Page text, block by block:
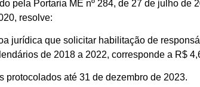
pela Portaria ME nº 284, de 27 de julho de
resolve:
jurídica que solicitar habilitação de
de 2018 a 2022, corresponde a R$
protocolados até 31 de dezembro de 2023.